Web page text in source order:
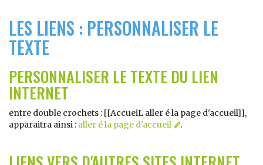
LES LIENS : PERSONNALISER LE
TEXTE
PERSONNALISER LE TEXTE DU LIEN
INTERNET
entre double crochets : [[AccueiL aller é la page d'accueil]],
apparaitra ainsi : aller é la page d'accueil .